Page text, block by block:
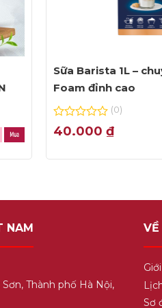
Sữa Barista 1L –
Foam đỉnh cao
0
out
5
(0)
40.000₫
NAM
Thành phố Hà Nội,
VỀ
Sơ